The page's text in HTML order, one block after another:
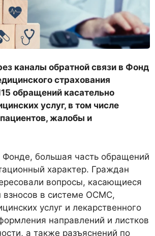
каналы обратной связи в Фонд
страхования
обращений касательно
услуг, в том числе
жалобы и
большая часть обращений
характер. Граждан
вопросы, касающиеся
взносов в системе ОСМС,
услуг и лекарственного
направлений и листков
а также разъяснений по